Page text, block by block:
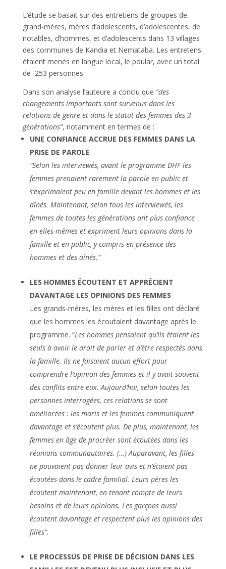
L’étude se basait sur des entretiens de groupes de
grand-mères, mères d’adolescents, d’adolescentes, de
notables, d’hommes, et d’adolescents dans 13 villages
des communes de Kandia et Nemataba. Les entretens
étaient menés en langue local, le poular, avec un total
de 253 personnes.
Dans son analyse l’auteure a conclu que “des
changements importants sont survenus dans les
relations de genre et dans le statut des femmes des 3
générations”, notamment en termes de :
UNE CONFIANCE ACCRUE DES FEMMES DANS LA
PRISE DE PAROLE
“Selon les interviewés, avant le programme DHF les
femmes prenaient rarement la parole en public et
s’exprimaient peu en famille devant les hommes et les
aînés. Maintenant, selon tous les interviewés, les
femmes de toutes les générations ont plus confiance
en elles-mêmes et expriment leurs opinions dans la
famille et en public, y compris en présence des
hommes et des aînés.”
LES HOMMES ÉCOUTENT ET APPRÉCIENT
DAVANTAGE LES OPINIONS DES FEMMES
Les grands-mères, les mères et les filles ont déclaré
que les hommes les écoutaient davantage après le
programme. “Les hommes pensaient qu’ils étaient les
seuls à avoir le droit de parler et d’être respectés dans
la famille. Ils ne faisaient aucun effort pour
comprendre l’opinion des femmes et il y avait souvent
des conflits entre eux. Aujourd’hui, selon toutes les
personnes interrogées, ces relations se sont
améliorées : les maris et les femmes communiquent
davantage et s’écoutent plus. De plus, maintenant, les
femmes en âge de procréer sont écoutées dans les
réunions communautaires. (…) Auparavant, les filles
ne pouvaient pas donner leur avis et n’étaient pas
écoutées dans le cadre familial. Leurs pères les
écoutent maintenant, en tenant compte de leurs
besoins et de leurs opinions. Les garçons aussi
écoutent davantage et respectent plus les opinions des
filles”.
LE PROCESSUS DE PRISE DE DÉCISION DANS LES